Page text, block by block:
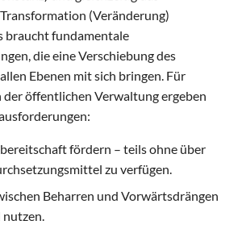
(Veränderung)
braucht fundamentale
die eine Verschiebung des
Ebenen mit sich bringen. Für
öffentlichen Verwaltung ergeben
fördern – teils ohne über
zu verfügen.
Beharren und Vorwärtsdrängen